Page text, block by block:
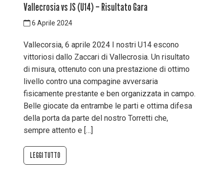
Vallecrosia vs JS (U14) – Risultato Gara
6 Aprile 2024
Vallecorsia, 6 aprile 2024 I nostri U14 escono
vittoriosi dallo Zaccari di Vallecrosia. Un risultato
di misura, ottenuto con una prestazione di ottimo
livello contro una compagine avversaria
fisicamente prestante e ben organizzata in campo.
Belle giocate da entrambe le parti e ottima difesa
della porta da parte del nostro Torretti che,
sempre attento e […]
LEGGI TUTTO